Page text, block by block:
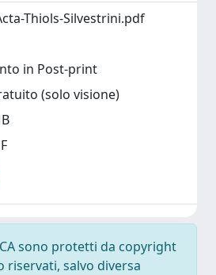
Thiols-Silvestrini.pdf
in Post-print
(solo visione)
sono protetti da copyright
salvo diversa